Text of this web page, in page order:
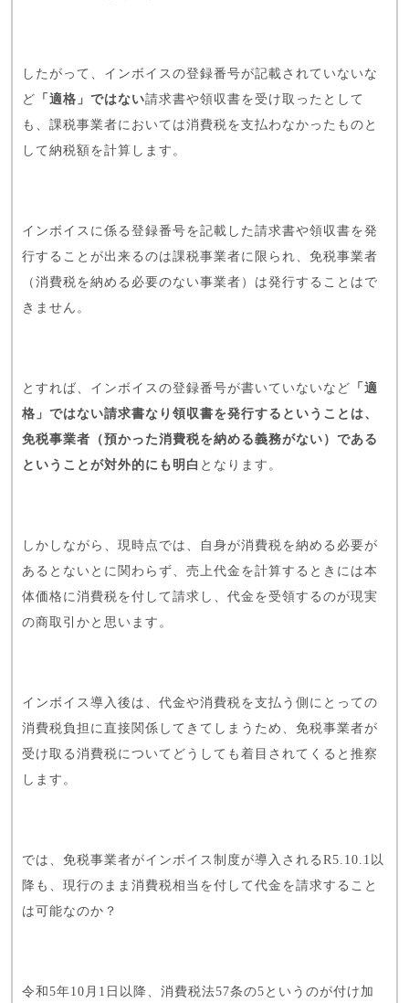
したがって、インボイスの登録番号が記載されていないな
ど 「適格」ではない請求書や領収書を受け取ったとして
も、課税事業者においては消費税を支払わなかったものと
して納税額を計算します。
インボイスに係る登録番号を記載した請求書や領収書を発
行することが出来るのは課税事業者に限られ、免税事業者
（消費税を納める必要のない事業者）は発行することはで
きません。
とすれば、インボイスの登録番号が書いていないなど 「適
格」ではない請求書なり領収書を発行するということは、
免税事業者（預かった消費税を納める義務がない）である
ということが対外的にも明白 となります。
しかしながら、現時点では、自身が消費税を納める必要が
あるとないとに関わらず、売上代金を計算するときには本
体価格に消費税を付して請求し、代金を受領するのが現実
の商取引かと思います。
インボイス導入後は、代金や消費税を支払う側にとっての
消費税負担に直接関係してきてしまうため、免税事業者が
受け取る消費税についてどうしても着目されてくると推察
します。
では、免税事業者がインボイス制度が導入されるR5.10.1以
降も、現行のまま消費税相当を付して代金を請求すること
は可能なのか？
令和5年10月1日以降、消費税法57条の5というのが付け加